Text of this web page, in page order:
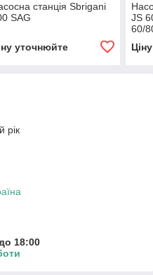
станція Sbrigani
SAG
уточнюйте
JS
60/
рік
18:00